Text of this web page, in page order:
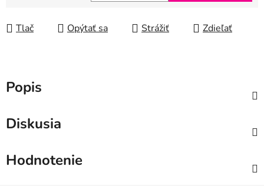
Tlač Opýtať sa Strážiť Zdieľať
Popis
Diskusia
Hodnotenie